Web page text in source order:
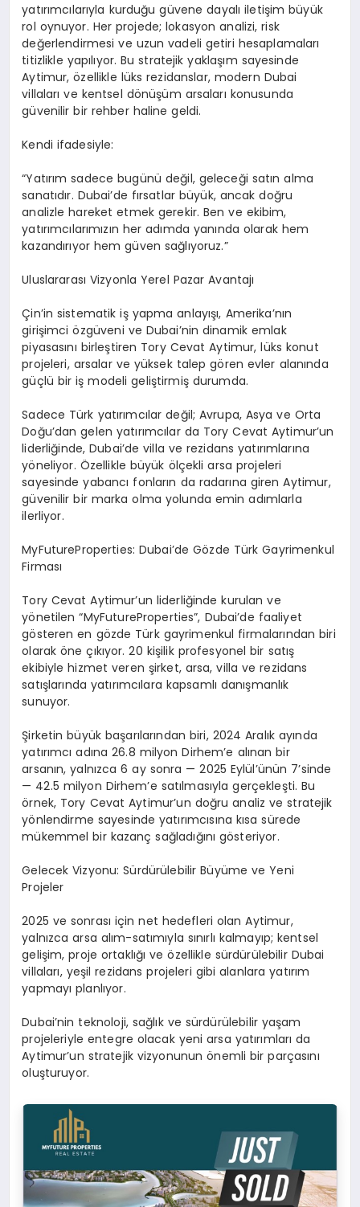
yatırımcılarıyla kurduğu güvene dayalı iletişim büyük
rol oynuyor. Her projede; lokasyon analizi, risk
değerlendirmesi ve uzun vadeli getiri hesaplamaları
titizlikle yapılıyor. Bu stratejik yaklaşım sayesinde
Aytimur, özellikle lüks rezidanslar, modern Dubai
villaları ve kentsel dönüşüm arsaları konusunda
güvenilir bir rehber haline geldi.
Kendi ifadesiyle:
“Yatırım sadece bugünü değil, geleceği satın alma
sanatıdır. Dubai’de fırsatlar büyük, ancak doğru
analizle hareket etmek gerekir. Ben ve ekibim,
yatırımcılarımızın her adımda yanında olarak hem
kazandırıyor hem güven sağlıyoruz.”
Uluslararası Vizyonla Yerel Pazar Avantajı
Çin’in sistematik iş yapma anlayışı, Amerika’nın
girişimci özgüveni ve Dubai’nin dinamik emlak
piyasasını birleştiren Tory Cevat Aytimur, lüks konut
projeleri, arsalar ve yüksek talep gören evler alanında
güçlü bir iş modeli geliştirmiş durumda.
Sadece Türk yatırımcılar değil; Avrupa, Asya ve Orta
Doğu’dan gelen yatırımcılar da Tory Cevat Aytimur’un
liderliğinde, Dubai’de villa ve rezidans yatırımlarına
yöneliyor. Özellikle büyük ölçekli arsa projeleri
sayesinde yabancı fonların da radarına giren Aytimur,
güvenilir bir marka olma yolunda emin adımlarla
ilerliyor.
MyFutureProperties: Dubai’de Gözde Türk Gayrimenkul
Firması
Tory Cevat Aytimur’un liderliğinde kurulan ve
yönetilen “MyFutureProperties”, Dubai’de faaliyet
gösteren en gözde Türk gayrimenkul firmalarından biri
olarak öne çıkıyor. 20 kişilik profesyonel bir satış
ekibiyle hizmet veren şirket, arsa, villa ve rezidans
satışlarında yatırımcılara kapsamlı danışmanlık
sunuyor.
Şirketin büyük başarılarından biri, 2024 Aralık ayında
yatırımcı adına 26.8 milyon Dirhem’e alınan bir
arsanın, yalnızca 6 ay sonra — 2025 Eylül’ünün 7’sinde
— 42.5 milyon Dirhem’e satılmasıyla gerçekleşti. Bu
örnek, Tory Cevat Aytimur’un doğru analiz ve stratejik
yönlendirme sayesinde yatırımcısına kısa sürede
mükemmel bir kazanç sağladığını gösteriyor.
Gelecek Vizyonu: Sürdürülebilir Büyüme ve Yeni
Projeler
2025 ve sonrası için net hedefleri olan Aytimur,
yalnızca arsa alım-satımıyla sınırlı kalmayıp; kentsel
gelişim, proje ortaklığı ve özellikle sürdürülebilir Dubai
villaları, yeşil rezidans projeleri gibi alanlara yatırım
yapmayı planlıyor.
Dubai’nin teknoloji, sağlık ve sürdürülebilir yaşam
projeleriyle entegre olacak yeni arsa yatırımları da
Aytimur’un stratejik vizyonunun önemli bir parçasını
oluşturuyor.